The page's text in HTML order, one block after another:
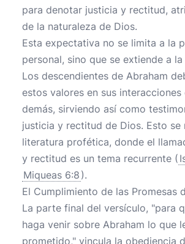
para denotar justicia y rectitud,
de la naturaleza de Dios.
Esta expectativa no se limita a la
personal, sino que se extiende a
Los descendientes de Abraham
estos valores en sus interacciones
demás, sirviendo así como
justicia y rectitud de Dios. Esto se
literatura profética, donde el
y rectitud es un tema recurrente (
Miqueas 6:8 ).
El Cumplimiento de las Promesas
La parte final del versículo, "para
haga venir sobre Abraham lo que
prometido," vincula la obediencia